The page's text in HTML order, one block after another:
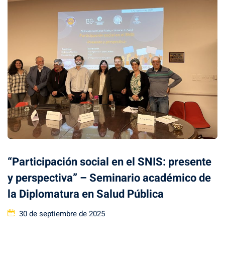
“Participación social en el SNIS: presente
y perspectiva” – Seminario académico de
la Diplomatura en Salud Pública
Posted
30 de septiembre de 2025